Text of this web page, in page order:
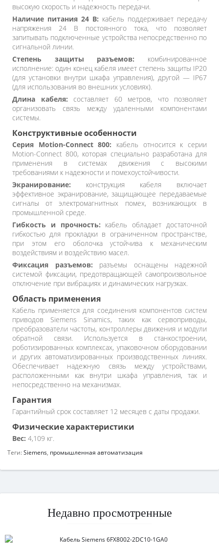
высокую скорость и надежность передачи.
Наличие питания 24 В: кабель поддерживает передачу
напряжения 24 В постоянного тока, что позволяет
запитывать подключенные устройства непосредственно по
сигнальной линии.
Степень защиты разъемов: комбинированное
исполнение: один конец кабеля имеет степень защиты IP20
(для установки внутри шкафа управления), другой — IP67
(для использования во внешних условиях).
Длина кабеля: составляет 60 метров, что позволяет
организовать связь между удаленными компонентами
системы.
Конструктивные особенности
Серия Motion-Connect 800: кабель относится к серии
Motion-Connect 800, которая специально разработана для
применения в системах движения с высокими
требованиями к надежности и помехоустойчивости.
Экранирование: конструкция кабеля включает
эффективное экранирование, защищающее передаваемые
сигналы от электромагнитных помех, возникающих в
промышленной среде.
Гибкость и прочность: кабель обладает достаточной
гибкостью для прокладки в ограниченном пространстве,
при этом его оболочка устойчива к механическим
воздействиям и воздействию масел.
Фиксация разъемов: разъемы оснащены надежной
системой фиксации, предотвращающей самопроизвольное
отключение при вибрациях и динамических нагрузках.
Область применения
Кабель применяется для соединения компонентов систем
приводов Siemens Sinamics, таких как сервоприводы,
преобразователи частоты, контроллеры движения и модули
обратной связи. Используется в станкостроении,
роботизированных комплексах, упаковочном оборудовании
и других автоматизированных производственных линиях.
Обеспечивает надежную связь между устройствами,
расположенными как внутри шкафа управления, так и
непосредственно на механизмах.
Гарантия
Гарантийный срок составляет 12 месяцев с даты продажи.
Физические характеристики
Вес: 4,109 кг.
Теги:Siemens, промышленная автоматизация
Недавно просмотренные